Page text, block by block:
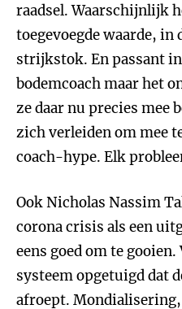
raadsel. Waarschijnlijk
toegevoegde waarde, in
strijkstok. En passant
bodemcoach maar het
ze daar nu precies mee
zich verleiden om mee
coach-hype. Elk
Ook Nicholas Nassim
corona crisis als een
eens goed om te
systeem opgetuigd dat
afroept. Mondialisering,